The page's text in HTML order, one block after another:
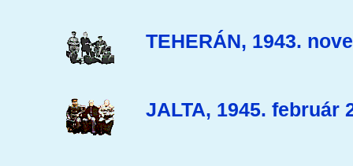
TEHERÁN, 1943.
JALTA, 1945. február